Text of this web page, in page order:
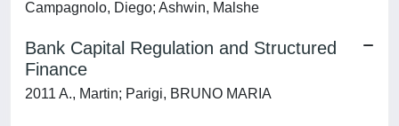
Campagnolo, Diego; Ashwin, Malshe
Bank Capital Regulation and Structured
Finance
2011 A., Martin; Parigi, BRUNO MARIA